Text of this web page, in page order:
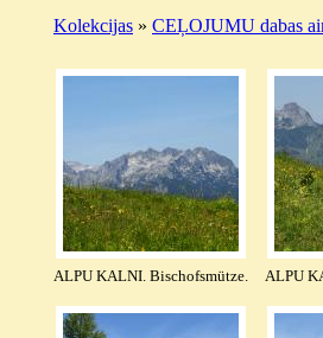
Kolekcijas » CEĻOJUMU dabas
ALPU KALNI. Bischofsmütze. ALPU